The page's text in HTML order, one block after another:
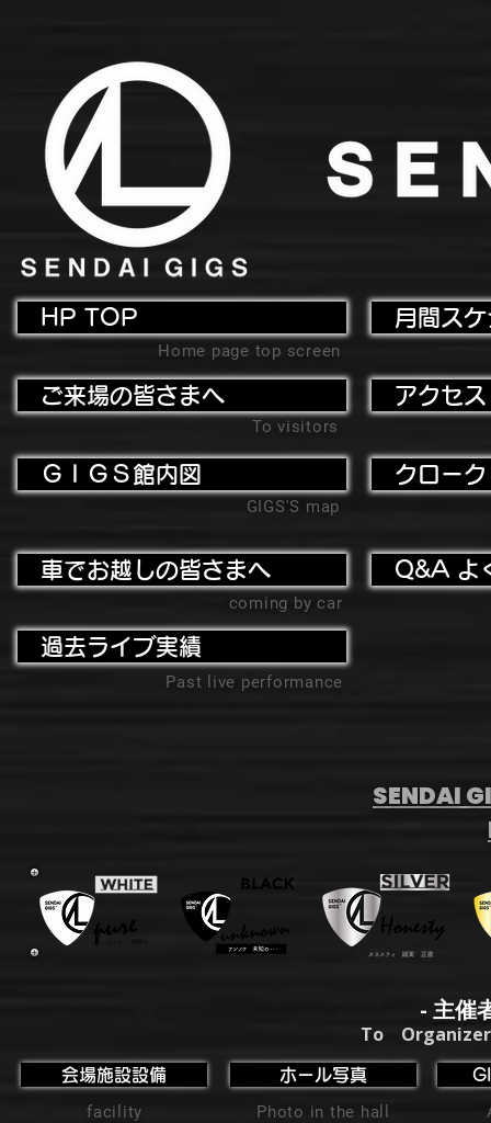
HP TOP
Home page top screen
ご来場の皆さまへ
To visitors
ＧＩＧＳ館内図
GIGS'S map
月間ス
アクセ
クローク
車でお越しの皆さまへ
coming by car
過去ライブ実績
Past live performance
Q&A よ
SENDAI
- 主催
To
会場施設設備
facility
ホール写真
Photo in the hall